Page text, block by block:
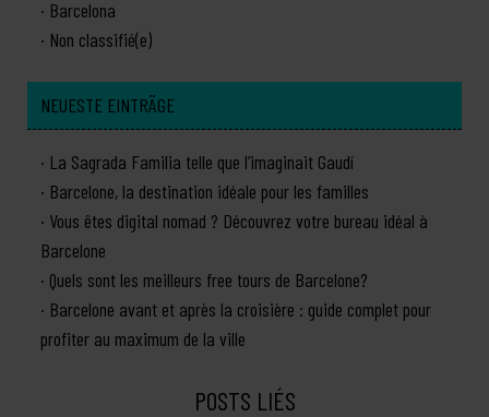
Barcelona
Non classifié(e)
NEUESTE EINTRÄGE
La Sagrada Familia telle que l’imaginait Gaudí
Barcelone, la destination idéale pour les familles
Vous êtes digital nomad ? Découvrez votre bureau idéal à
Barcelone
Quels sont les meilleurs free tours de Barcelone?
Barcelone avant et après la croisière : guide complet pour
profiter au maximum de la ville
POSTS LIÉS